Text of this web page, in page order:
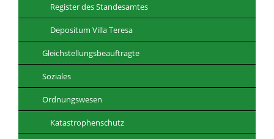
Register des Standesamtes
Depositum Villa Teresa
Gleichstellungsbeauftragte
Soziales
Ordnungswesen
Katastrophenschutz